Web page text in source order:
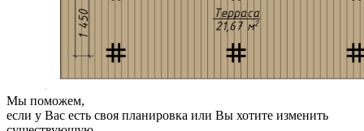
Мы поможем,
если у Вас есть своя планировка или Вы хотите изменить